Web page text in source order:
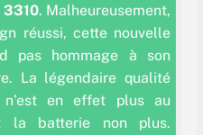
3310. Malheureusement,
réussi, cette nouvelle
pas hommage à son
La légendaire qualité
en effet plus au
la batterie non plus.